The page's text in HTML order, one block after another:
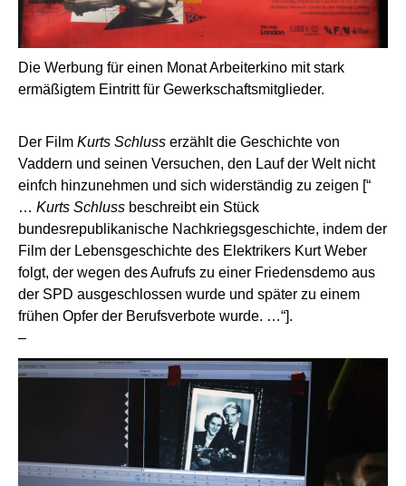
Die Werbung für einen Monat Arbeiterkino mit stark
ermäßigtem Eintritt für Gewerkschaftsmitglieder.
Der Film Kurts Schluss erzählt die Geschichte von
Vaddern und seinen Versuchen, den Lauf der Welt nicht
einfch hinzunehmen und sich widerständig zu zeigen [“
… Kurts Schluss beschreibt ein Stück
bundesrepublikanische Nachkriegsgeschichte, indem der
Film der Lebensgeschichte des Elektrikers Kurt Weber
folgt, der wegen des Aufrufs zu einer Friedensdemo aus
der SPD ausgeschlossen wurde und später zu einem
frühen Opfer der Berufsverbote wurde. …“].
–